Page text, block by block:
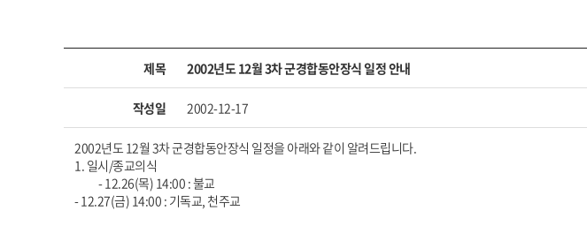
제목 2002년도 12월 3차 군경합동안장식 일정 안내
작성일 2002-12-17
2002년도 12월 3차 군경합동안장식 일정을 아래와 같이 알려드립니다.
1. 일시/종교의식
- 12.26(목) 14:00 : 불교
- 12.27(금) 14:00 : 기독교, 천주교